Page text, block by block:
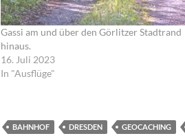
Gassi am und über den Görlitzer Stadtrand
hinaus.
16. Juli 2023
In "Ausflüge"
BAHNHOF DRESDEN GEOCACHING